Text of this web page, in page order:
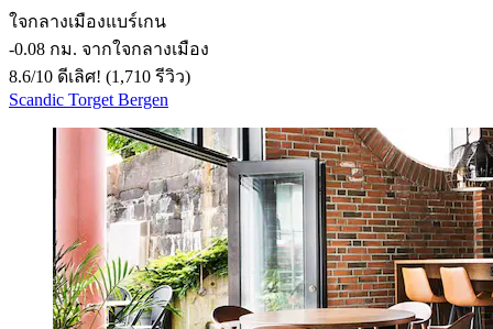
ใจกลางเมืองแบร์เกน
‐0.08 กม. จากใจกลางเมือง
8.6/10 ดีเลิศ! (1,710 รีวิว)
Scandic Torget Bergen